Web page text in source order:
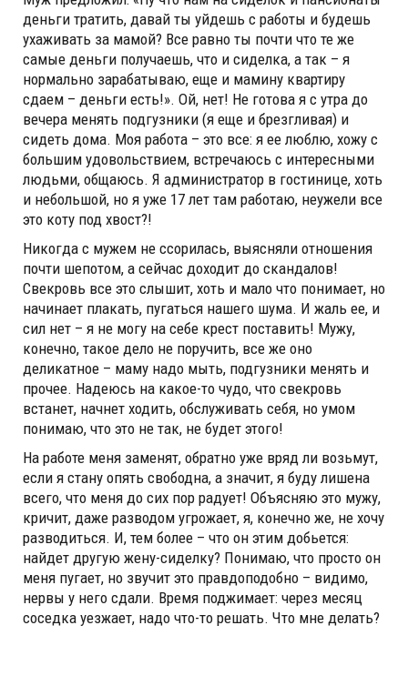
деньги тратить, давай ты уйдешь с работы и будешь
ухаживать за мамой? Все равно ты почти что те же
самые деньги получаешь, что и сиделка, а так – я
нормально зарабатываю, еще и мамину квартиру
сдаем – деньги есть!». Ой, нет! Не готова я с утра до
вечера менять подгузники (я еще и брезгливая) и
сидеть дома. Моя работа – это все: я ее люблю, хожу с
большим удовольствием, встречаюсь с интересными
людьми, общаюсь. Я администратор в гостинице, хоть
и небольшой, но я уже 17 лет там работаю, неужели все
это коту под хвост?!
Никогда с мужем не ссорилась, выясняли отношения
почти шепотом, а сейчас доходит до скандалов!
Свекровь все это слышит, хоть и мало что понимает, но
начинает плакать, пугаться нашего шума. И жаль ее, и
сил нет – я не могу на себе крест поставить! Мужу,
конечно, такое дело не поручить, все же оно
деликатное – маму надо мыть, подгузники менять и
прочее. Надеюсь на какое-то чудо, что свекровь
встанет, начнет ходить, обслуживать себя, но умом
понимаю, что это не так, не будет этого!
На работе меня заменят, обратно уже вряд ли возьмут,
если я стану опять свободна, а значит, я буду лишена
всего, что меня до сих пор радует! Объясняю это мужу,
кричит, даже разводом угрожает, я, конечно же, не хочу
разводиться. И, тем более – что он этим добьется:
найдет другую жену-сиделку? Понимаю, что просто он
меня пугает, но звучит это правдоподобно – видимо,
нервы у него сдали. Время поджимает: через месяц
соседка уезжает, надо что-то решать. Что мне делать?